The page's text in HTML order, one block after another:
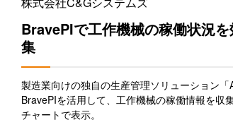
BravePIで工作機械の稼働状況
集
製造業向けの独自の生産管理ソリューション「
BravePIを活用して、工作機械の稼働情報を収
チャートで表示。